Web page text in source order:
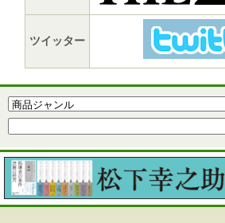
ツイッター